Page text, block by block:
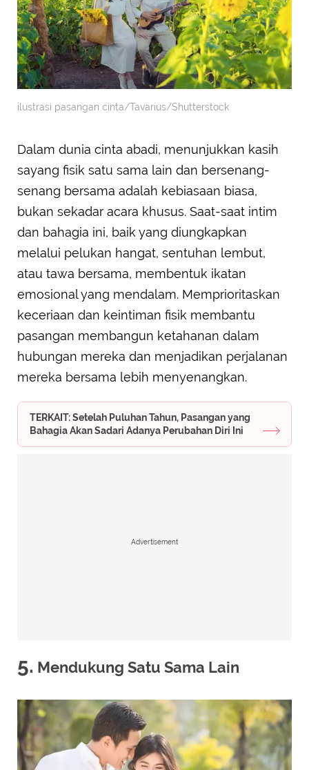
ilustrasi pasangan cinta/Tavarius/Shutterstock
Dalam dunia cinta abadi, menunjukkan kasih
sayang fisik satu sama lain dan bersenang-
senang bersama adalah kebiasaan biasa,
bukan sekadar acara khusus. Saat-saat intim
dan bahagia ini, baik yang diungkapkan
melalui pelukan hangat, sentuhan lembut,
atau tawa bersama, membentuk ikatan
emosional yang mendalam. Memprioritaskan
keceriaan dan keintiman fisik membantu
pasangan membangun ketahanan dalam
hubungan mereka dan menjadikan perjalanan
mereka bersama lebih menyenangkan.
TERKAIT: Setelah Puluhan Tahun, Pasangan yang
Bahagia Akan Sadari Adanya Perubahan Diri Ini
Advertisement
5. Mendukung Satu Sama Lain